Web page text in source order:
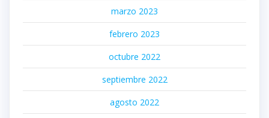
marzo 2023
febrero 2023
octubre 2022
septiembre 2022
agosto 2022